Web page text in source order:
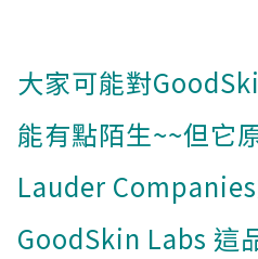
大家可能對
能有點陌生~~但它
Lauder
GoodSkin Labs 這